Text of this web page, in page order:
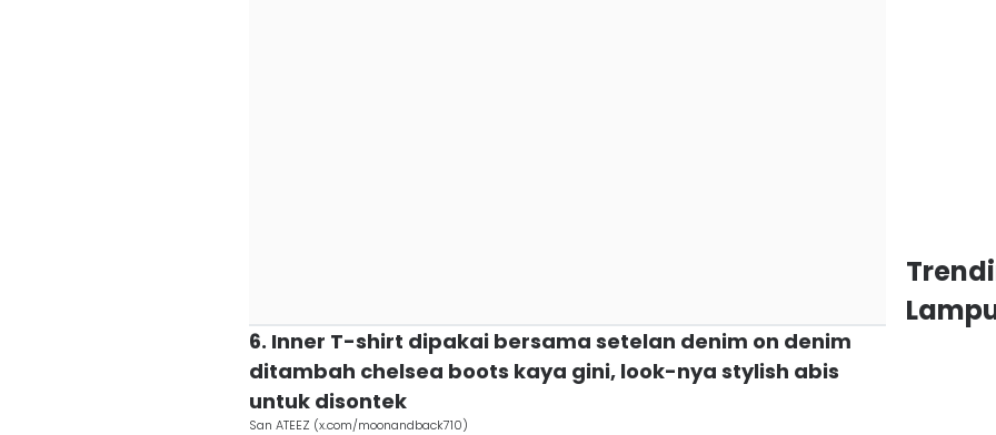
6. Inner T-shirt dipakai bersama setelan denim on denim
ditambah chelsea boots kaya gini, look-nya stylish abis
untuk disontek
San ATEEZ (x.com/moonandback710)